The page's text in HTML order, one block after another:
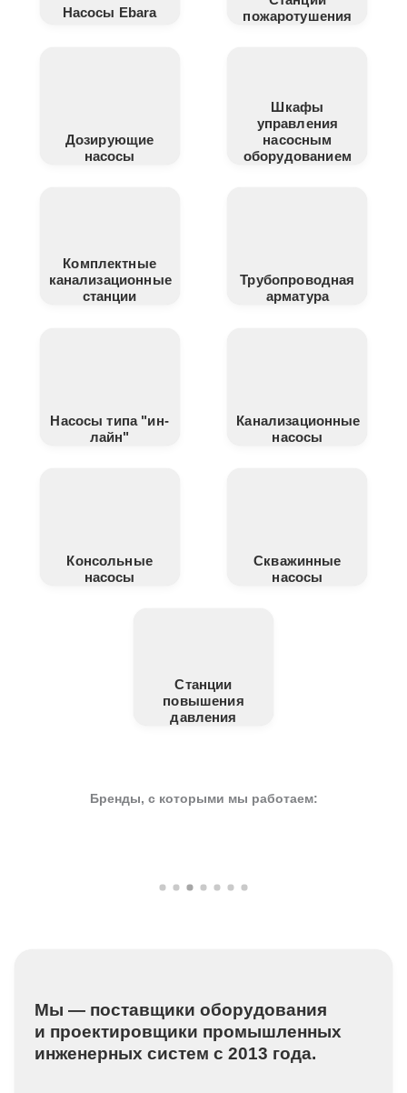
Насосы Ebara
пожаротушения
Дозирующие
насосы
Шкафы
управления
насосным
оборудованием
Комплектные
канализационные
станции
Трубопроводная
арматура
Насосы типа "ин-
лайн"
Канализационные
насосы
Консольные
насосы
Скважинные
насосы
Станции
повышения
давления
Бренды, с которыми мы работаем:
Мы — поставщики оборудования
и проектировщики промышленных
инженерных систем с 2013 года.